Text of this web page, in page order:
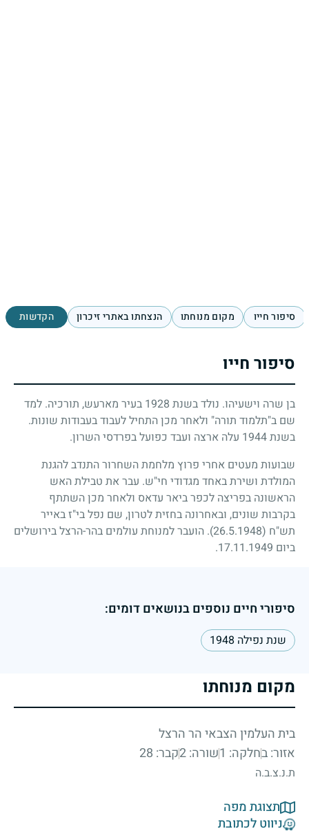
סיפור חייו מקום מנוחתו הנצחתו באתרי זיכרון הקדשות
סיפור חייו
בן שרה וישעיהו. נולד בשנת 1928 בעיר מארעש, תורכיה. למד
שם ב"תלמוד תורה" ולאחר מכן התחיל לעבוד בעבודות שונות.
בשנת 1944 עלה ארצה ועבד כפועל בפרדסי השרון.
שבועות מעטים אחרי פרוץ מלחמת השחרור התנדב להגנת
המולדת ושירת באחד מגדודי חי"ש. עבר את טבילת האש
הראשונה בפריצה לכפר ביאר עדאס ולאחר מכן השתתף
בקרבות שונים, ובאחרונה בחזית לטרון, שם נפל בי"ז באייר
תש"ח (26.5.1948). הועבר למנוחת עולמים בהר-הרצל בירושלים
ביום 17.11.1949.
סיפורי חיים נוספים בנושאים דומים:
שנת נפילה 1948
מקום מנוחתו
בית העלמין הצבאי הר הרצל
אזור: בחלקה: 1 שורה: 2 קבר: 28
ת.נ.צ.ב.ה
תצוגת מפה
ניווט לכתובת